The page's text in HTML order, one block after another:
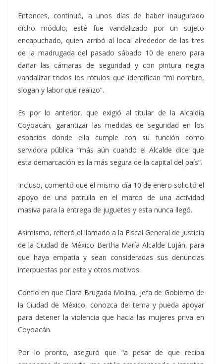
Entonces, continuó, a unos días de haber inaugurado
dicho módulo, esté fue vandalizado por un sujeto
encapuchado, quien arribó al local alrededor de las tres
de la madrugada del pasado sábado 10 de enero para
dañar las cámaras de seguridad y con pintura negra
vandalizar todos los rótulos que identifican “mi nombre,
slogan y labor que realizo”.
Es por lo anterior, que exigió al titular de la Alcaldía
Coyoacán, garantizar las medidas de seguridad en los
espacios donde ella cumple con su función como
servidora pública “más aún cuando el Alcalde dice que
esta demarcación es la más segura de la capital del país”.
Incluso, comentó que el mismo día 10 de enero solicitó el
apoyo de una patrulla en el marco de una actividad
masiva para la entrega de juguetes y esta nunca llegó.
Asimismo, reiteró el llamado a la Fiscal General de Justicia
de la Ciudad de México Bertha María Alcalde Luján, para
que haya empatía y sean consideradas sus denuncias
interpuestas por este y otros motivos.
Confío en que Clara Brugada Molina, Jefa de Gobierno de
la Ciudad de México, conozca del tema y pueda apoyar
para detener la violencia que hacia las mujeres priva en
Coyoacán.
Por lo pronto, aseguró que “a pesar de que reciba